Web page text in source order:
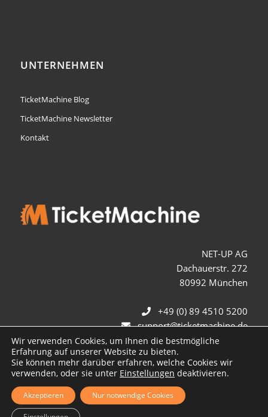
UNTERNEHMEN
TicketMachine Blog
TicketMachine Newsletter
Kontakt
NET-UP AG
Dachauerstr. 272
80992 München
+49 (0) 89 4510 5200
support@ticketmachine.de
© Copyright TicketMachine 2026 - Die Ticketing Spezialisten
Wir verwenden Cookies, um Ihnen die bestmögliche
Erfahrung auf unserer Website zu bieten.
Sie können mehr darüber erfahren, welche Cookies wir
verwenden, oder sie unter Einstellungen deaktivieren.
Akzeptieren Nur notwendige Cookies